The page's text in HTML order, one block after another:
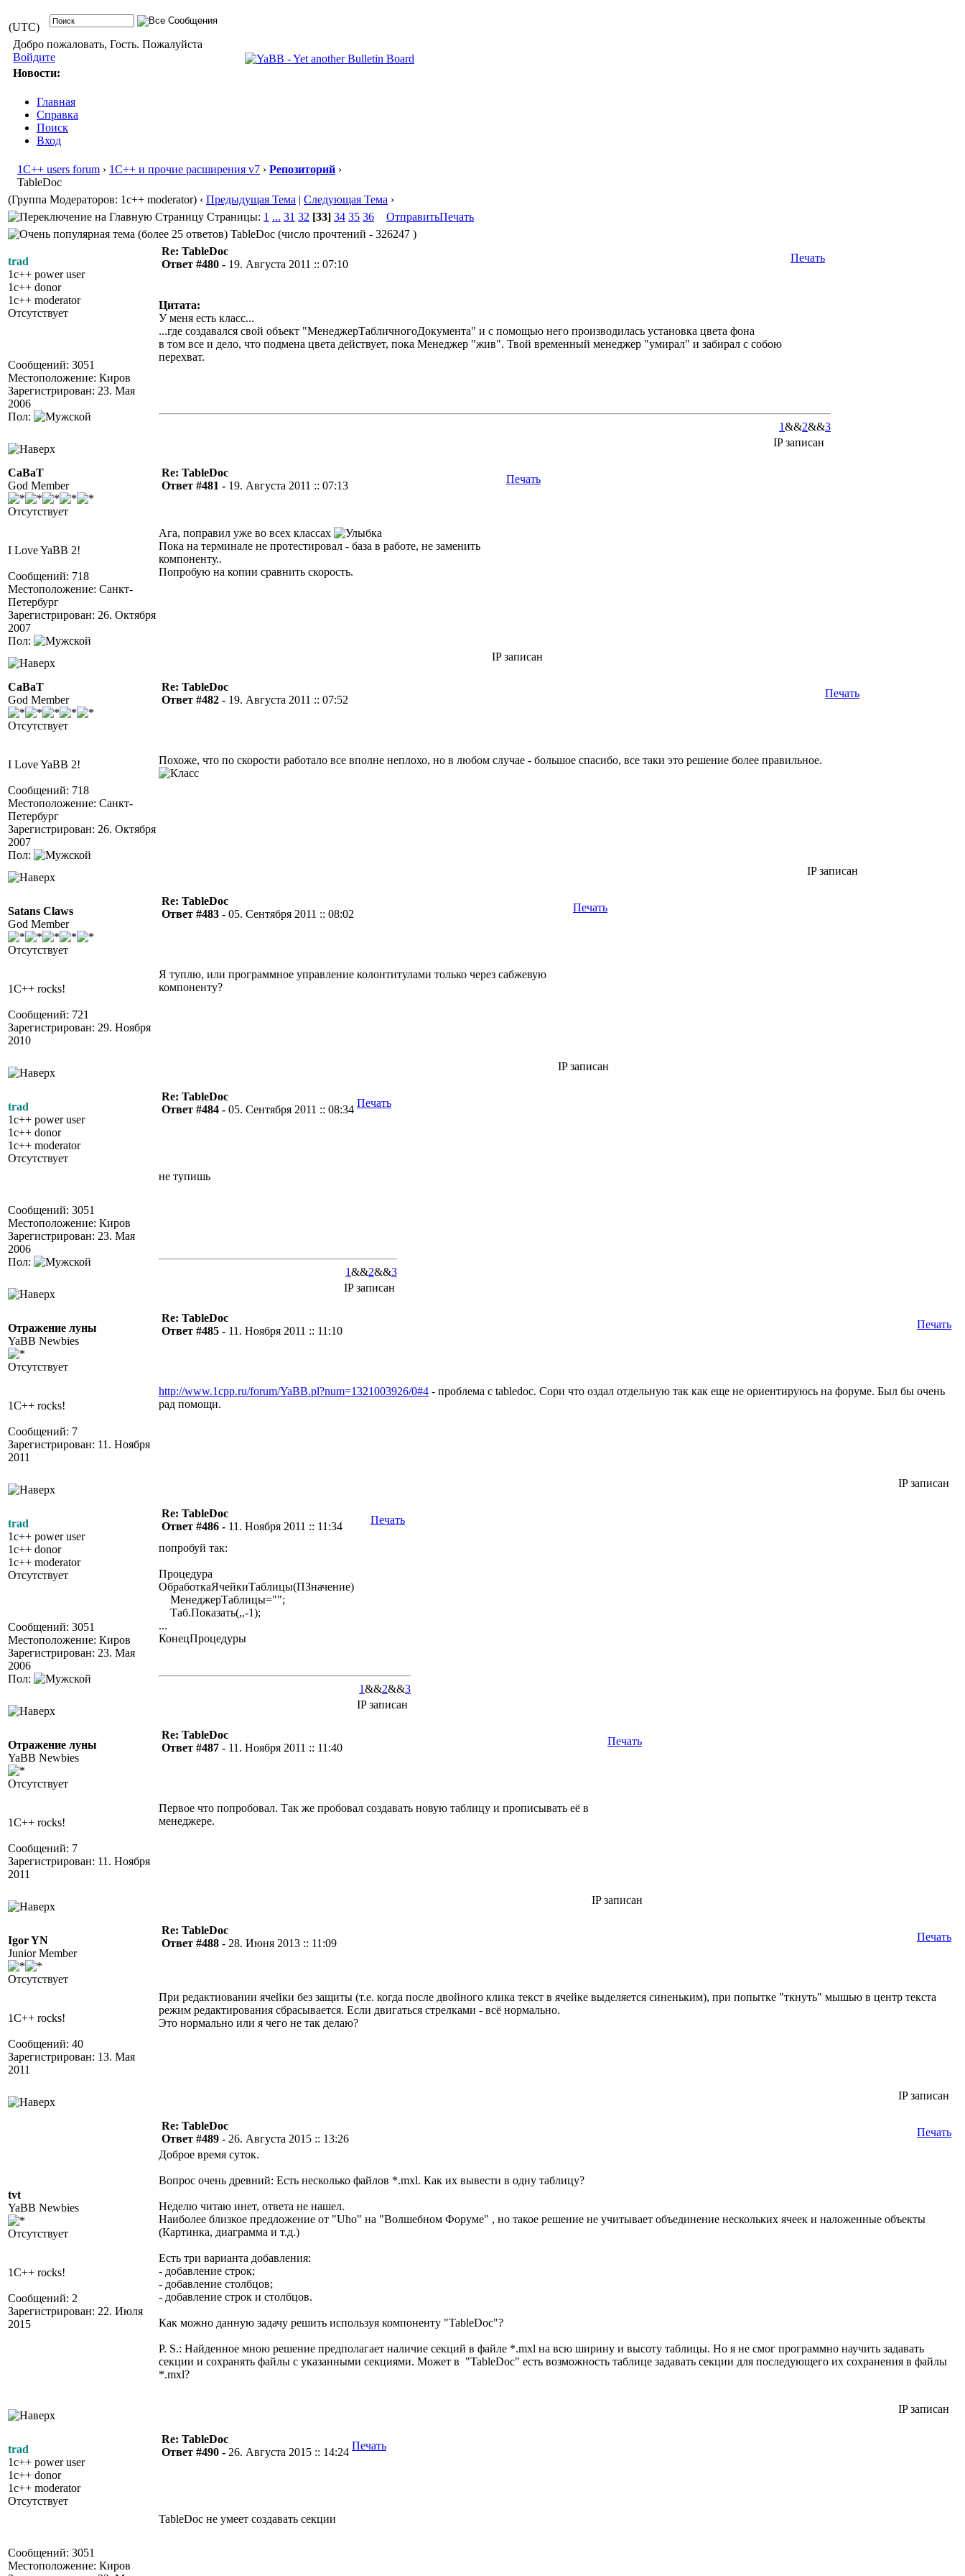
(UTC)
Добро пожаловать, Гость. Пожалуйста
Войдите
Новости:
Главная
Справка
Поиск
Вход
1С++ users forum › 1С++ и прочие расширения v7 › Репозиторий ›
TableDoc
(Группа Модераторов: 1c++ moderator) ‹ Предыдущая Тема | Следующая Тема ›
Страницы: 1 ... 31 32 [33] 34 35 36 ОтправитьПечать
TableDoc (число прочтений - 326247 )
trad
1c++ power user
1c++ donor
1c++ moderator
Отсутствует
Сообщений: 3051
Местоположение: Киров
Зарегистрирован: 23. Мая
2006
Пол:
Re: TableDoc
Ответ #480 - 19. Августа 2011 :: 07:10
Печать
Цитата:
У меня есть класс...
...где создавался свой объект "МенеджерТабличногоДокумента" и с помощью него производилась установка цвета фона
в том все и дело, что подмена цвета действует, пока Менеджер "жив". Твой временный менеджер "умирал" и забирал с собою
перехват.
1&&2&&3
IP записан
CaBaT
God Member
Отсутствует
I Love YaBB 2!
Сообщений: 718
Местоположение: Санкт-
Петербург
Зарегистрирован: 26. Октября
2007
Пол:
Re: TableDoc
Ответ #481 - 19. Августа 2011 :: 07:13
Печать
Ага, поправил уже во всех классах
Пока на терминале не протестировал - база в работе, не заменить
компоненту..
Попробую на копии сравнить скорость.
IP записан
CaBaT
God Member
Отсутствует
I Love YaBB 2!
Сообщений: 718
Местоположение: Санкт-
Петербург
Зарегистрирован: 26. Октября
2007
Пол:
Re: TableDoc
Ответ #482 - 19. Августа 2011 :: 07:52
Печать
Похоже, что по скорости работало все вполне неплохо, но в любом случае - большое спасибо, все таки это решение более правильное.
IP записан
Satans Claws
God Member
Отсутствует
1C++ rocks!
Сообщений: 721
Зарегистрирован: 29. Ноября
2010
Re: TableDoc
Ответ #483 - 05. Сентября 2011 :: 08:02
Печать
Я туплю, или программное управление колонтитулами только через сабжевую
компоненту?
IP записан
trad
1c++ power user
1c++ donor
1c++ moderator
Отсутствует
Сообщений: 3051
Местоположение: Киров
Зарегистрирован: 23. Мая
2006
Пол:
Re: TableDoc
Ответ #484 - 05. Сентября 2011 :: 08:34
Печать
не тупишь
1&&2&&3
IP записан
Отражение луны
YaBB Newbies
Отсутствует
1C++ rocks!
Сообщений: 7
Зарегистрирован: 11. Ноября
2011
Re: TableDoc
Ответ #485 - 11. Ноября 2011 :: 11:10
Печать
http://www.1cpp.ru/forum/YaBB.pl?num=1321003926/0#4 - проблема с tabledoc. Сори что оздал отдельную так как еще не ориентируюсь на форуме. Был бы очень
рад помощи.
IP записан
trad
1c++ power user
1c++ donor
1c++ moderator
Отсутствует
Сообщений: 3051
Местоположение: Киров
Зарегистрирован: 23. Мая
2006
Пол:
Re: TableDoc
Ответ #486 - 11. Ноября 2011 :: 11:34
Печать
попробуй так:
Процедура
ОбработкаЯчейкиТаблицы(ПЗначение)
МенеджерТаблицы="";
Таб.Показать(,,-1);
...
КонецПроцедуры
1&&2&&3
IP записан
Отражение луны
YaBB Newbies
Отсутствует
1C++ rocks!
Сообщений: 7
Зарегистрирован: 11. Ноября
2011
Re: TableDoc
Ответ #487 - 11. Ноября 2011 :: 11:40
Печать
Первое что попробовал. Так же пробовал создавать новую таблицу и прописывать её в
менеджере.
IP записан
Igor YN
Junior Member
Отсутствует
1C++ rocks!
Сообщений: 40
Зарегистрирован: 13. Мая
2011
Re: TableDoc
Ответ #488 - 28. Июня 2013 :: 11:09
Печать
При редактиовании ячейки без защиты (т.е. когда после двойного клика текст в ячейке выделяется синеньким), при попытке "ткнуть" мышью в центр текста
режим редактирования сбрасывается. Если двигаться стрелками - всё нормально.
Это нормально или я чего не так делаю?
IP записан
tvt
YaBB Newbies
Отсутствует
1C++ rocks!
Сообщений: 2
Зарегистрирован: 22. Июля
2015
Re: TableDoc
Ответ #489 - 26. Августа 2015 :: 13:26
Печать
Доброе время суток.
Вопрос очень древний: Есть несколько файлов *.mxl. Как их вывести в одну таблицу?
Неделю читаю инет, ответа не нашел.
Наиболее близкое предложение от "Uho" на "Волшебном Форуме" , но такое решение не учитывает объединение нескольких ячеек и наложенные объекты
(Картинка, диаграмма и т.д.)
Есть три варианта добавления:
- добавление строк;
- добавление столбцов;
- добавление строк и столбцов.
Как можно данную задачу решить используя компоненту "TableDoc"?
P. S.: Найденное мною решение предполагает наличие секций в файле *.mxl на всю ширину и высоту таблицы. Но я не смог программно научить задавать
секции и сохранять файлы с указанными секциями. Может в "TableDoc" есть возможность таблице задавать секции для последующего их сохранения в файлы
*.mxl?
IP записан
trad
1c++ power user
1c++ donor
1c++ moderator
Отсутствует
Сообщений: 3051
Местоположение: Киров
Re: TableDoc
Ответ #490 - 26. Августа 2015 :: 14:24
Печать
TableDoc не умеет создавать секции